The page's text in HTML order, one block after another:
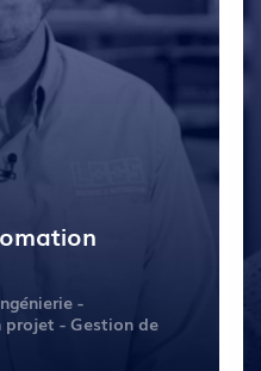
-
projet - Gestion de